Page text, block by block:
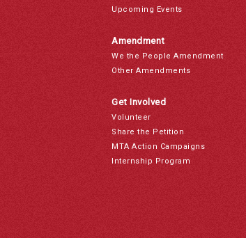
Upcoming Events
Amendment
We the People Amendment
Other Amendments
Get Involved
Volunteer
Share the Petition
MTA Action Campaigns
Internship Program